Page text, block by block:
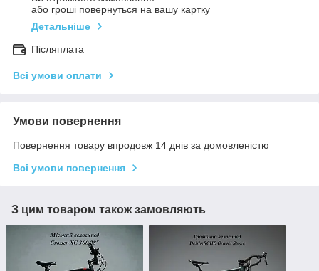
або гроші повернуться на вашу картку
Детальніше
Післяплата
Всі умови оплати
Умови повернення
Повернення товару впродовж 14 днів за домовленістю
Всі умови повернення
З цим товаром також замовляють